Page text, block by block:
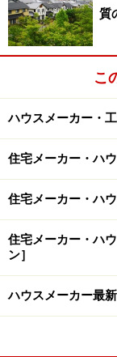
い例をあげると
傾斜が緩やかで
住宅なら、注文
ず。また、2階
パーを収納でき
給するハウスメ
考えていると、
安さが魅力の一
んどなのです。
れていたら不便
した生活の困り
分譲住宅である
質
こ
ハウスメーカー・
住宅メーカー・ハ
住宅メーカー・ハ
住宅メーカー・ハ
ン］
ハウスメーカー最